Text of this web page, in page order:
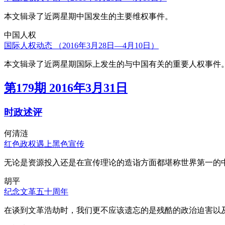
本文辑录了近两星期中国发生的主要维权事件。
中国人权
国际人权动态 （2016年3月28日—4月10日）
本文辑录了近两星期国际上发生的与中国有关的重要人权事件
第179期 2016年3月31日
时政述评
何清涟
红色政权遇上黑色宣传
无论是资源投入还是在宣传理论的造诣方面都堪称世界第一
胡平
纪念文革五十周年
在谈到文革浩劫时，我们更不应该遗忘的是残酷的政治迫害